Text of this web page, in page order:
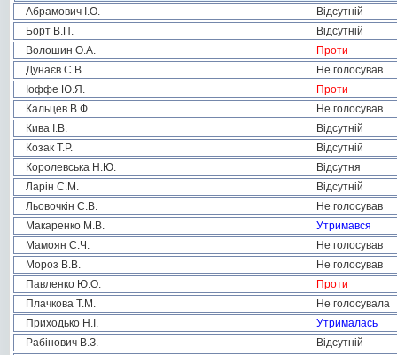
Абрамович І.О.
Відсутній
Борт В.П.
Відсутній
Волошин О.А.
Проти
Дунаєв С.В.
Не голосував
Іоффе Ю.Я.
Проти
Кальцев В.Ф.
Не голосував
Кива І.В.
Відсутній
Козак Т.Р.
Відсутній
Королевська Н.Ю.
Відсутня
Ларін С.М.
Відсутній
Льовочкін С.В.
Не голосував
Макаренко М.В.
Утримався
Мамоян С.Ч.
Не голосував
Мороз В.В.
Не голосував
Павленко Ю.О.
Проти
Плачкова Т.М.
Не голосувала
Приходько Н.І.
Утрималась
Рабінович В.З.
Відсутній